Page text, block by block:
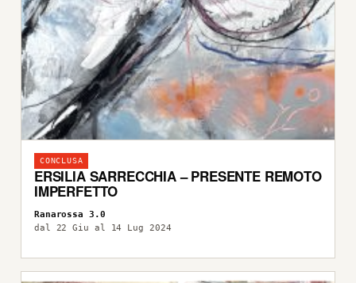
CONCLUSA
ERSILIA SARRECCHIA – PRESENTE REMOTO
IMPERFETTO
Ranarossa 3.0
dal 22 Giu al 14 Lug 2024